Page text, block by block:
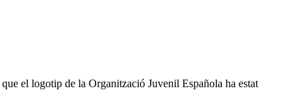
el logotip de la Organització Juvenil Española ha estat